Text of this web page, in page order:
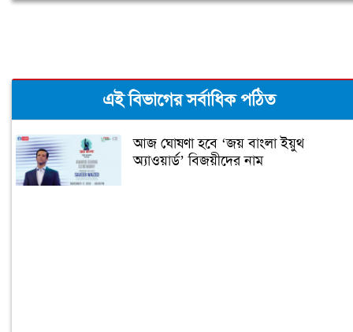
এই বিভাগের সর্বাধিক পঠিত
আজ ঘোষণা হবে ‘জয় বাংলা ইয়ুথ
অ্যাওয়ার্ড’ বিজয়ীদের নাম